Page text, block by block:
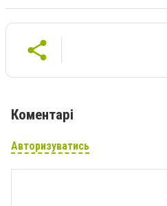
Коментарі
Авторизуватись